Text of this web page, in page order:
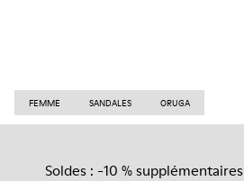
FEMME SANDALES ORUGA
Soldes : -10 % supplémentaires